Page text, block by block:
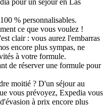
% personnalisables.
ce que vous voulez !
clair : vous aurez l'embarras
encore plus sympas, ne
à votre formule.
de réserver une formule pour
moitié ? D'un séjour au
vous prévoyez, Expedia vous
à prix encore plus